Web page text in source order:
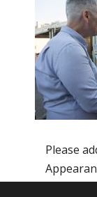
Please